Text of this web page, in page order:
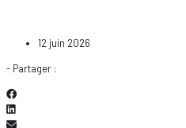
12 juin 2026
- Partager :